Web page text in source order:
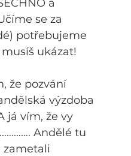
a
se za
potřebujeme
ukázat!
že pozvání
výzdoba
já vím, že vy
Andělé tu
zametali